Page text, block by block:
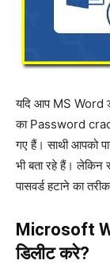
यदि आप MS Word
का Password
गए हैं। साथी आपको
भी बता रहे हैं।
पासवर्ड हटाने का
Microsoft
डिलीट करे?